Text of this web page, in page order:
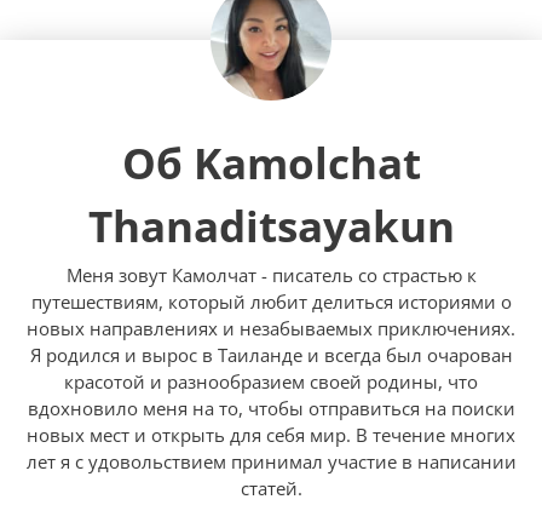
Об Kamolchat
Thanaditsayakun
Меня зовут Камолчат - писатель со страстью к
путешествиям, который любит делиться историями о
новых направлениях и незабываемых приключениях.
Я родился и вырос в Таиланде и всегда был очарован
красотой и разнообразием своей родины, что
вдохновило меня на то, чтобы отправиться на поиски
новых мест и открыть для себя мир. В течение многих
лет я с удовольствием принимал участие в написании
статей.